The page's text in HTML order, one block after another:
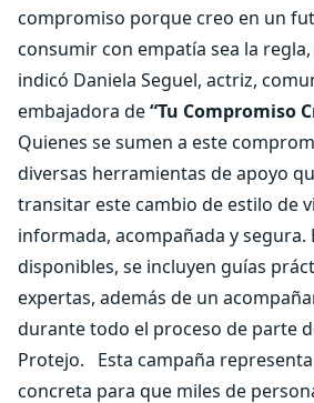
compromiso porque creo en un
consumir con empatía sea la
indicó Daniela Seguel, actriz,
embajadora de“Tu Compromiso
Quienes se sumen a este
diversas herramientas de apoyo
transitar este cambio de estilo de
informada, acompañada y segura.
disponibles, se incluyen guías
expertas, además de un
durante todo el proceso de parte
Protejo.
Esta campaña
concreta para que miles de